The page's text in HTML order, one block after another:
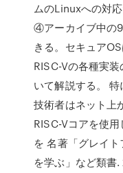
ムのLinuxへの対
④アーカイブ中の
きる。セキュア
RISC-Vの各種実
いて解説する。
技術者はネット上
RISC-Vコアを使
を 名著「グレイ
を学ぶ」など類書